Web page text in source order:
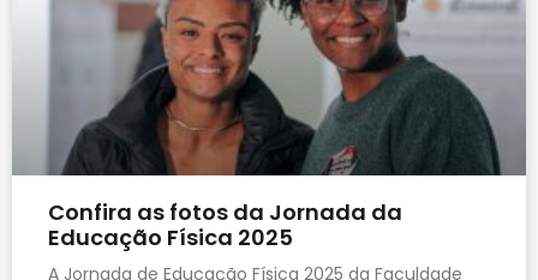
Confira as fotos da Jornada da
Educação Física 2025
A Jornada de Educação Física 2025 da Faculdade